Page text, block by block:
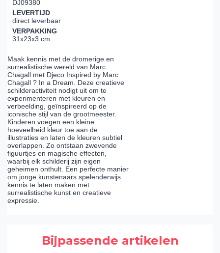
DJ09380
LEVERTIJD
direct leverbaar
VERPAKKING
31x23x3 cm
Maak kennis met de dromerige en
surrealistische wereld van Marc
Chagall met Djeco Inspired by Marc
Chagall ? In a Dream. Deze creatieve
schilderactiviteit nodigt uit om te
experimenteren met kleuren en
verbeelding, geïnspireerd op de
iconische stijl van de grootmeester.
Kinderen voegen een kleine
hoeveelheid kleur toe aan de
illustraties en laten de kleuren subtiel
overlappen. Zo ontstaan zwevende
figuurtjes en magische effecten,
waarbij elk schilderij zijn eigen
geheimen onthult. Een perfecte manier
om jonge kunstenaars spelenderwijs
kennis te laten maken met
surrealistische kunst en creatieve
expressie.
Bijpassende artikelen